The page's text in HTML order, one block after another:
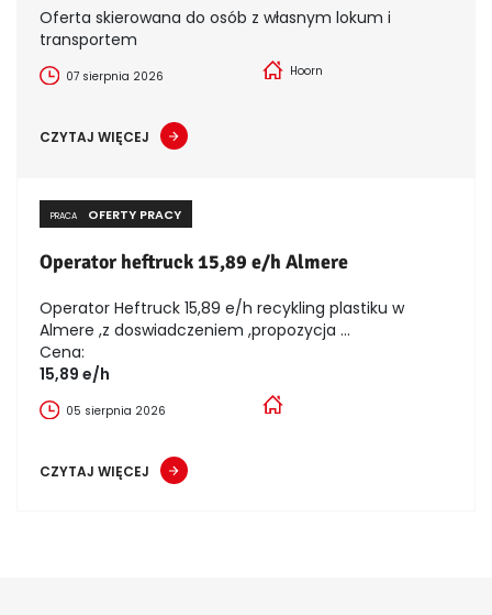
Oferta skierowana do osób z własnym lokum i
transportem
07 sierpnia 2026 Hoorn
CZYTAJ WIĘCEJ
PRACA OFERTY PRACY
Operator heftruck 15,89 e/h Almere
Operator Heftruck 15,89 e/h recykling plastiku w
Almere ,z doswiadczeniem ,propozycja ...
Cena:
15,89 e/h
05 sierpnia 2026
CZYTAJ WIĘCEJ